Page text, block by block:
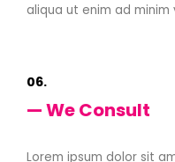
aliqua ut enim ad minim
06.
— We Consult
Lorem ipsum dolor sit